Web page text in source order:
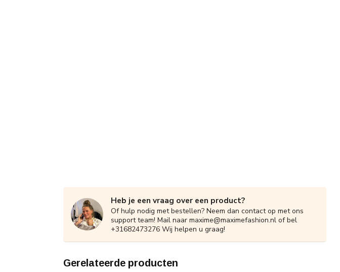
Heb je een vraag over een product?
Of hulp nodig met bestellen? Neem dan contact op met ons
support team! Mail naar maxime@maximefashion.nl of bel
+31682473276 Wij helpen u graag!
Gerelateerde producten